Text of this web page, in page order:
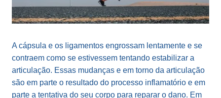
A cápsula e os ligamentos engrossam lentamente e se
contraem como se estivessem tentando estabilizar a
articulação. Essas mudanças e em torno da articulação
são em parte o resultado do processo inflamatório e em
parte a tentativa do seu corpo para reparar o dano. Em